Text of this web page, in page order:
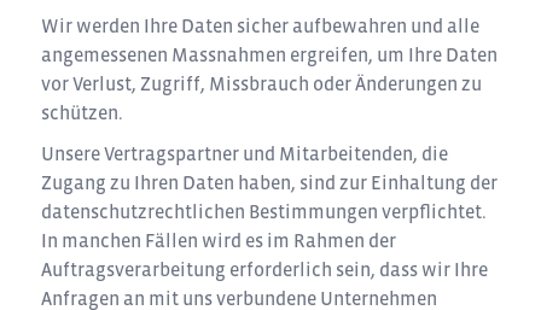
Wir werden Ihre Daten sicher aufbewahren und alle
angemessenen Massnahmen ergreifen, um Ihre Daten
vor Verlust, Zugriff, Missbrauch oder Änderungen zu
schützen.
Unsere Vertragspartner und Mitarbeitenden, die
Zugang zu Ihren Daten haben, sind zur Einhaltung der
datenschutzrechtlichen Bestimmungen verpflichtet.
In manchen Fällen wird es im Rahmen der
Auftragsverarbeitung erforderlich sein, dass wir Ihre
Anfragen an mit uns verbundene Unternehmen